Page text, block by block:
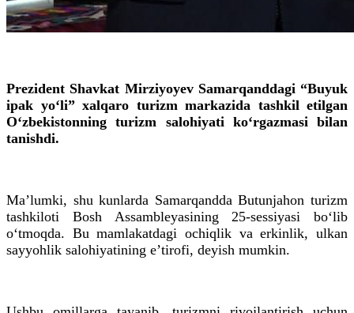
Prezident Shavkat Mirziyoyev Samarqanddagi “Buyuk
ipak yo‘li” xalqaro turizm markazida tashkil etilgan
O‘zbekistonning turizm salohiyati ko‘rgazmasi bilan
tanishdi.
Maʼlumki, shu kunlarda Samarqandda Butunjahon turizm
tashkiloti Bosh Assambleyasining 25-sessiyasi bo‘lib
o‘tmoqda. Bu mamlakatdagi ochiqlik va erkinlik, ulkan
sayyohlik salohiyatining eʼtirofi, deyish mumkin.